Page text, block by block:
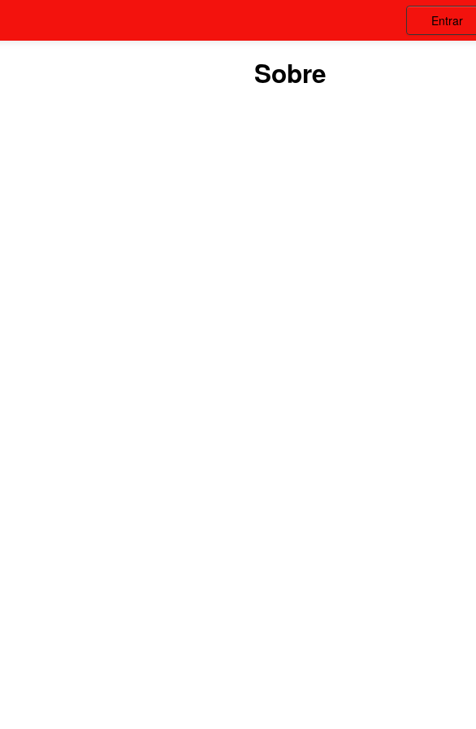
Entrar
Sobre